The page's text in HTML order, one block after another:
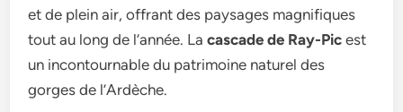
et de plein air, offrant des paysages magnifiques
tout au long de l’année. Lacascade de Ray-Pic est
un incontournable du patrimoine naturel des
gorges de l’Ardèche.